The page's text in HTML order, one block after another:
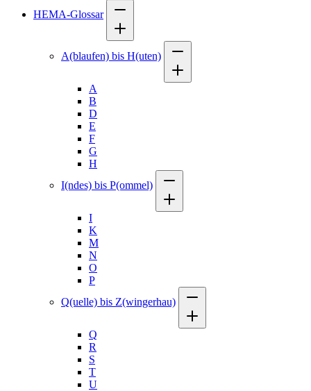
HEMA-Glossar
A(blaufen) bis H(uten)
A
B
D
E
F
G
H
I(ndes) bis P(ommel)
I
K
M
N
O
P
Q(uelle) bis Z(wingerhau)
Q
R
S
T
U